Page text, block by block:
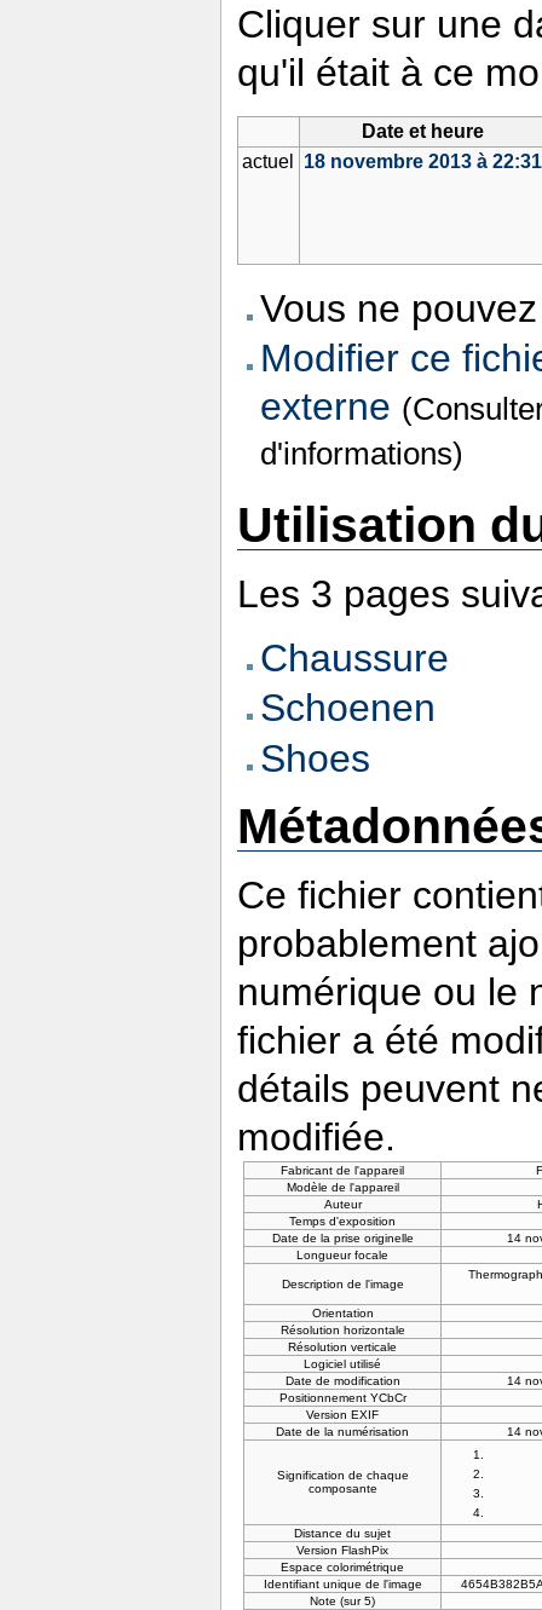
Cliquer sur une
qu'il était à ce
Date et heure
actuel
18 novembre 2013 à 22:31
Vous ne
Modifier ce
externe
d'informations)
Utilisation
Les 3 pages
Chaussure
Schoenen
Shoes
Ce fichier
probablement
numérique ou le
fichier a été
détails peuvent
modifiée.
Fabricant de l'appareil
Modèle de l'appareil
Auteur
Temps d'exposition
Date de la prise originelle
14
Longueur focale
Description de l'image
Orientation
Résolution horizontale
Résolution verticale
Logiciel utilisé
Date de modification
14
Positionnement YCbCr
Version EXIF
Date de la numérisation
14
Signification de chaque
composante
Distance du sujet
Version FlashPix
Espace colorimétrique
Identifiant unique de l'image
Note (sur 5)